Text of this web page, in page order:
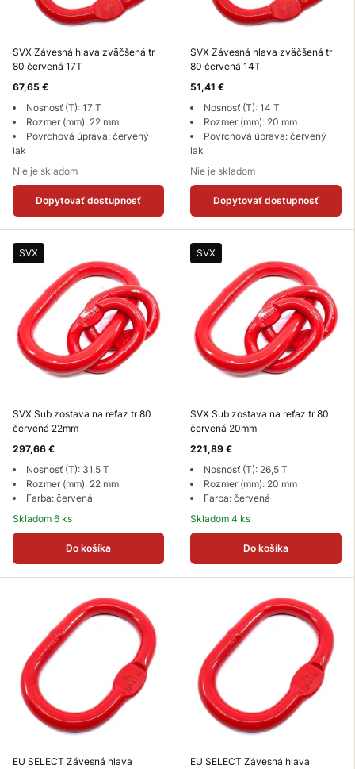
SVX Závesná hlava zväčšená tr
80 červená 17T
67,65 €
Nosnosť (T): 17 T
Rozmer (mm): 22 mm
Povrchová úprava: červený
lak
Nie je skladom
Dopytovať dostupnosť
SVX Závesná hlava zväčšená tr
80 červená 14T
51,41 €
Nosnosť (T): 14 T
Rozmer (mm): 20 mm
Povrchová úprava: červený
lak
Nie je skladom
Dopytovať dostupnosť
SVX
SVX Sub zostava na reťaz tr 80
červená 22mm
297,66 €
Nosnosť (T): 31,5 T
Rozmer (mm): 22 mm
Farba: červená
Skladom 6 ks
Do košíka
SVX
SVX Sub zostava na reťaz tr 80
červená 20mm
221,89 €
Nosnosť (T): 26,5 T
Rozmer (mm): 20 mm
Farba: červená
Skladom 4 ks
Do košíka
EU SELECT Závesná hlava
EU SELECT Závesná hlava